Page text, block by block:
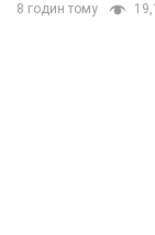
8 годин тому